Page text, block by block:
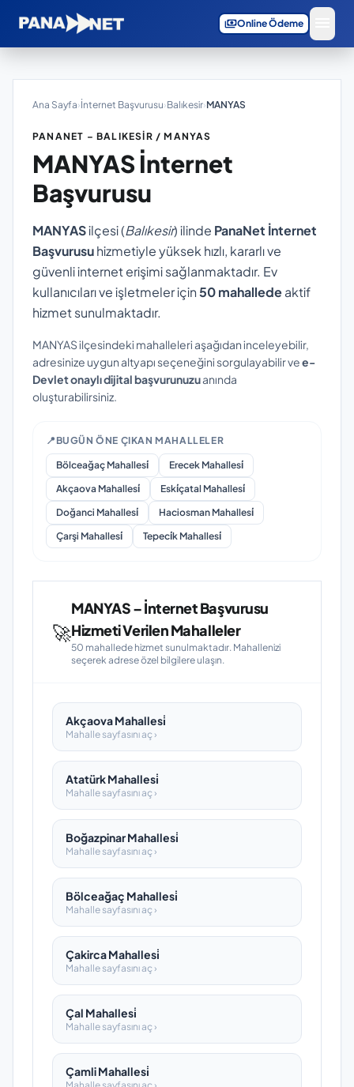
paymentsOnline Ödeme
Ana Sayfa›İnternet Başvurusu›Balıkesir›MANYAS
PANANET – BALIKESIR / MANYAS
MANYAS İnternet
Başvurusu
MANYASilçesi (Balıkesir) ilinde PanaNet İnternet
Başvurusuhizmetiyle yüksek hızlı, kararlı ve
güvenli internet erişimi sağlanmaktadır. Ev
kullanıcıları ve işletmeler için50 mahalledeaktif
hizmet sunulmaktadır.
MANYAS ilçesindeki mahalleleri aşağıdan inceleyebilir,
adresinize uygun altyapı seçeneğini sorgulayabilir vee-
Devlet onaylı dijital başvurunuzuanında
oluşturabilirsiniz.
📍 BUGÜN ÖNE ÇIKAN MAHALLELER
Bölceağaç Mahallesi̇
Erecek Mahallesi̇
Akçaova Mahallesi̇
Eski̇çatal Mahallesi̇
Doğanci Mahallesi̇
Haciosman Mahallesi̇
Çarşi Mahallesi̇
Tepeci̇k Mahallesi̇
🚀
MANYAS – İnternet Başvurusu
Hizmeti Verilen Mahalleler
50 mahallede hizmet sunulmaktadır. Mahallenizi
seçerek adrese özel bilgilere ulaşın.
Akçaova Mahallesi̇
Mahalle sayfasını aç ›
Atatürk Mahallesi̇
Mahalle sayfasını aç ›
Boğazpinar Mahallesi̇
Mahalle sayfasını aç ›
Bölceağaç Mahallesi̇
Mahalle sayfasını aç ›
Çakirca Mahallesi̇
Mahalle sayfasını aç ›
Çal Mahallesi̇
Mahalle sayfasını aç ›
Çamli Mahallesi̇